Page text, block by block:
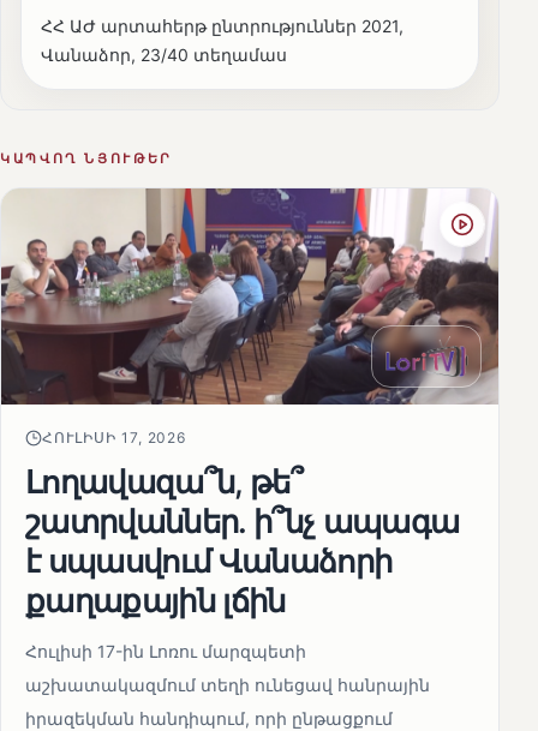
ՀՀ ԱԺ արտահերթ ընտրություններ 2021,
Վանաձոր, 23/40 տեղամաս
ԿԱՊՎՈՂ ՆՅՈՒԹԵՐ
ՀՈՒԼԻՍԻ 17, 2026
Լողավազա՞ն, թե՞
շատրվաններ. ի՞նչ ապագա
է սպասվում Վանաձորի
քաղաքային լճին
Հուլիսի 17-ին Լոռու մարզպետի
աշխատակազմում տեղի ունեցավ հանրային
իրազեկման հանդիպում, որի ընթացքում